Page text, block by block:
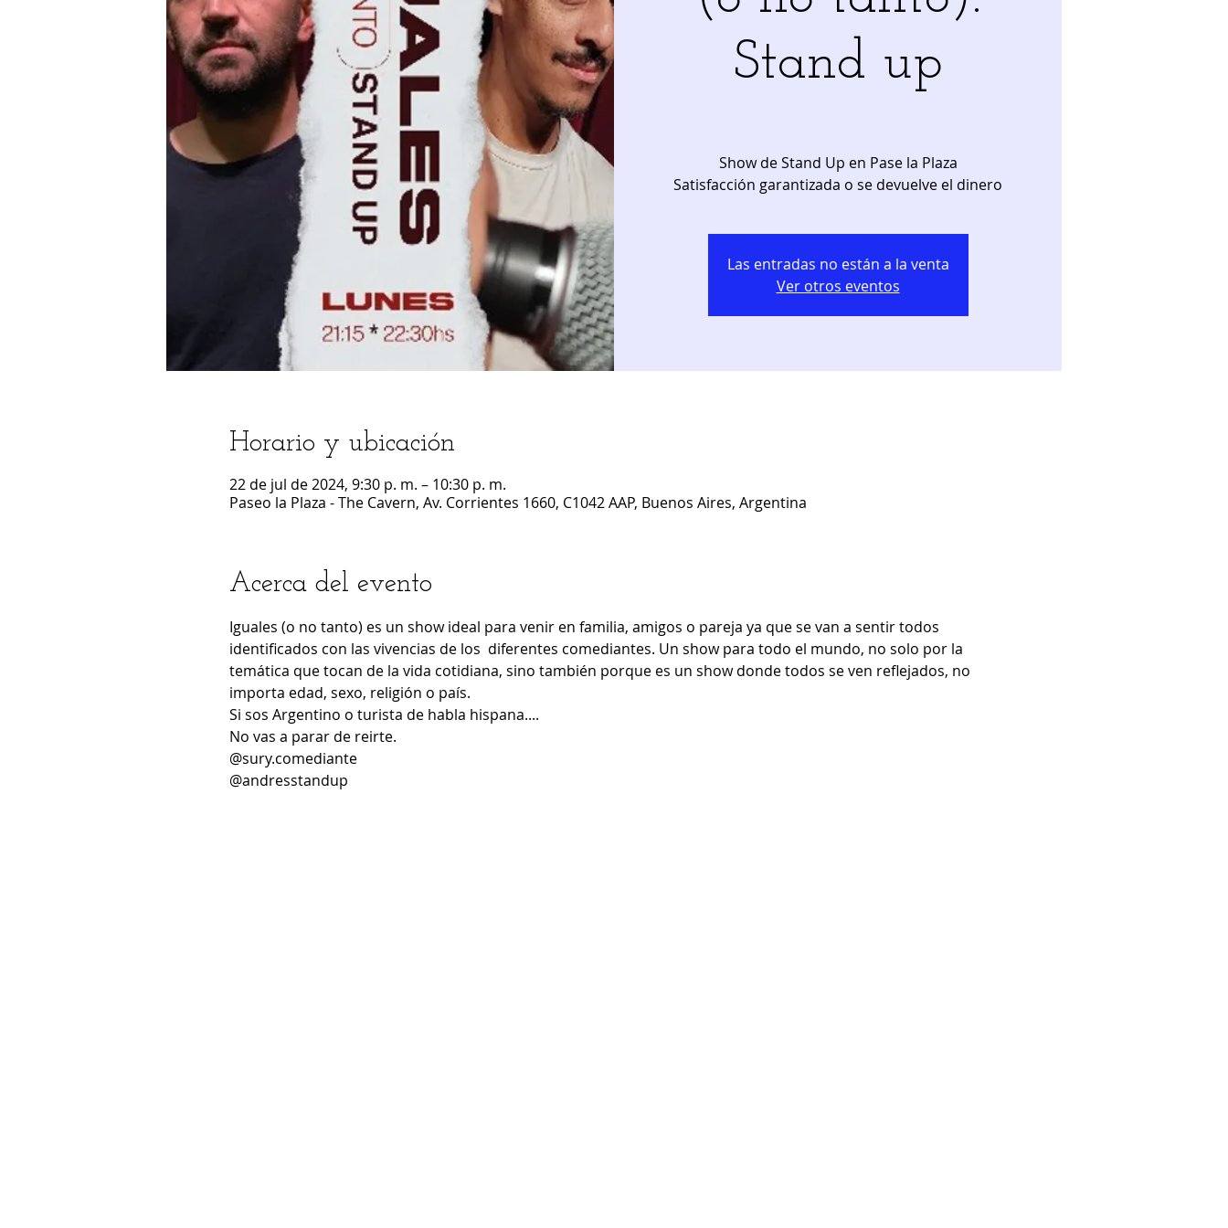
Stand up
Show de Stand Up en Pase la Plaza
Satisfacción garantizada o se devuelve el dinero
Las entradas no están a la venta
Ver otros eventos
Horario y ubicación
22 de jul de 2024, 9:30 p. m. – 10:30 p. m.
Paseo la Plaza - The Cavern, Av. Corrientes 1660, C1042 AAP, Buenos Aires, Argentina
Acerca del evento
Iguales (o no tanto) es un show ideal para venir en familia, amigos o pareja ya que se van a sentir todos
identificados con las vivencias de los  diferentes comediantes. Un show para todo el mundo, no solo por la
temática que tocan de la vida cotidiana, sino también porque es un show donde todos se ven reflejados, no
importa edad, sexo, religión o país.
Si sos Argentino o turista de habla hispana....
No vas a parar de reirte.
@sury.comediante
@andresstandup